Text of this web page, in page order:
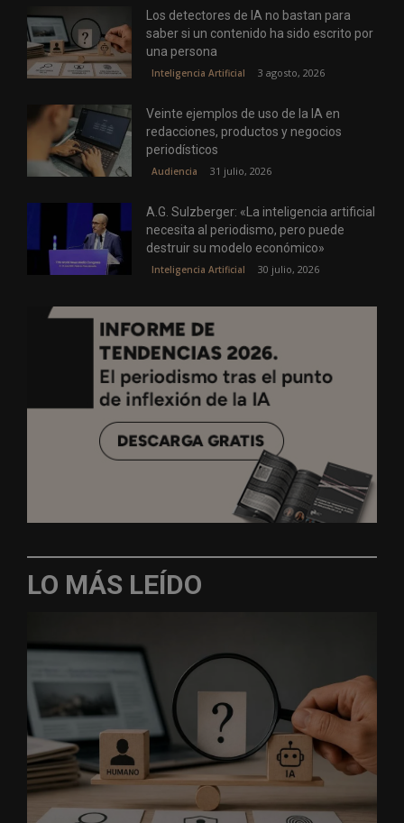
Los detectores de IA no bastan para
saber si un contenido ha sido escrito por
una persona
Inteligencia Artificial 3 agosto, 2026
Veinte ejemplos de uso de la IA en
redacciones, productos y negocios
periodísticos
Audiencia 31 julio, 2026
A.G. Sulzberger: «La inteligencia artificial
necesita al periodismo, pero puede
destruir su modelo económico»
Inteligencia Artificial 30 julio, 2026
LO MÁS LEÍDO